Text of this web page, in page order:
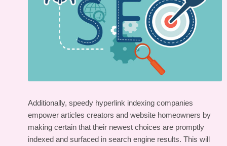
Additionally, speedy hyperlink indexing companies
empower articles creators and website homeowners by
making certain that their newest choices are promptly
indexed and surfaced in search engine results. This will